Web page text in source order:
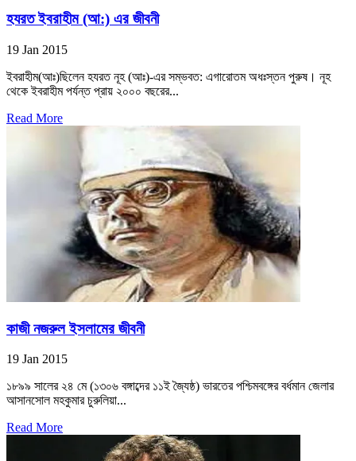
হযরত ইবরাহীম (আ:) এর জীবনী
19 Jan 2015
ইবরাহীম(আঃ)ছিলেন হযরত নূহ (আঃ)-এর সম্ভবত: এগারোতম অধঃস্তন পুরুষ। নূহ
থেকে ইবরাহীম পর্যন্ত প্রায় ২০০০ বছরের...
Read More
কাজী নজরুল ইসলামের জীবনী
19 Jan 2015
১৮৯৯ সালের ২৪ মে (১৩০৬ বঙ্গাব্দের ১১ই জ্যৈষ্ঠ) ভারতের পশ্চিমবঙ্গের বর্ধমান জেলার
আসানসোল মহকুমার চুরুলিয়া...
Read More